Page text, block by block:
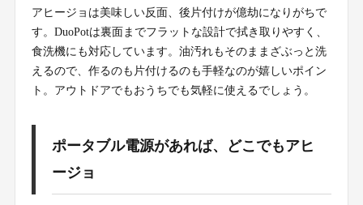
アヒージョは美味しい反面、後片付けが億劫になりがちで
す。DuoPotは裏面までフラットな設計で拭き取りやすく、
食洗機にも対応しています。油汚れもそのままざぶっと洗
えるので、作るのも片付けるのも手軽なのが嬉しいポイン
ト。アウトドアでもおうちでも気軽に使えるでしょう。
ポータブル電源があれば、どこでもアヒ
ージョ